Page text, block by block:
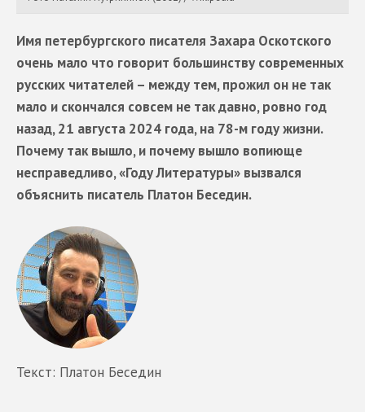
Имя петербургского писателя Захара Оскотского
очень мало что говорит большинству современных
русских читателей – между тем, прожил он не так
мало и скончался совсем не так давно, ровно год
назад, 21 августа 2024 года, на 78-м году жизни.
Почему так вышло, и почему вышло вопиюще
несправедливо, «Году Литературы» вызвался
объяснить писатель Платон Беседин.
Текст: Платон Беседин